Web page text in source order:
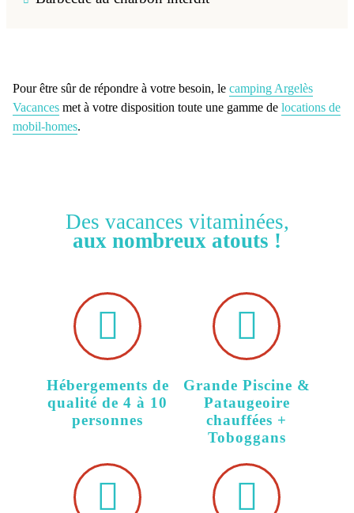
Pour être sûr de répondre à votre besoin, le camping Argelès
Vacances met à votre disposition toute une gamme de locations de
mobil-homes.
Des vacances vitaminées,
aux nombreux atouts !
Hébergements de
qualité de 4 à 10
personnes
Grande Piscine &
Pataugeoire
chauffées +
Toboggans